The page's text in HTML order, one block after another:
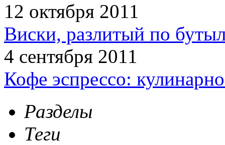
12 октября 2011
Виски, разлитый по
4 сентября 2011
Кофе эспрессо:
Разделы
Теги